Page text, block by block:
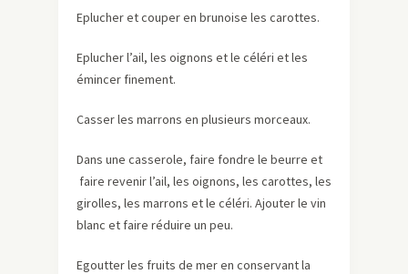
Eplucher et couper en brunoise les carottes.
Eplucher l’ail, les oignons et le céléri et les
émincer finement.
Casser les marrons en plusieurs morceaux.
Dans une casserole, faire fondre le beurre et
faire revenir l’ail, les oignons, les carottes, les
girolles, les marrons et le céléri. Ajouter le vin
blanc et faire réduire un peu.
Egoutter les fruits de mer en conservant la